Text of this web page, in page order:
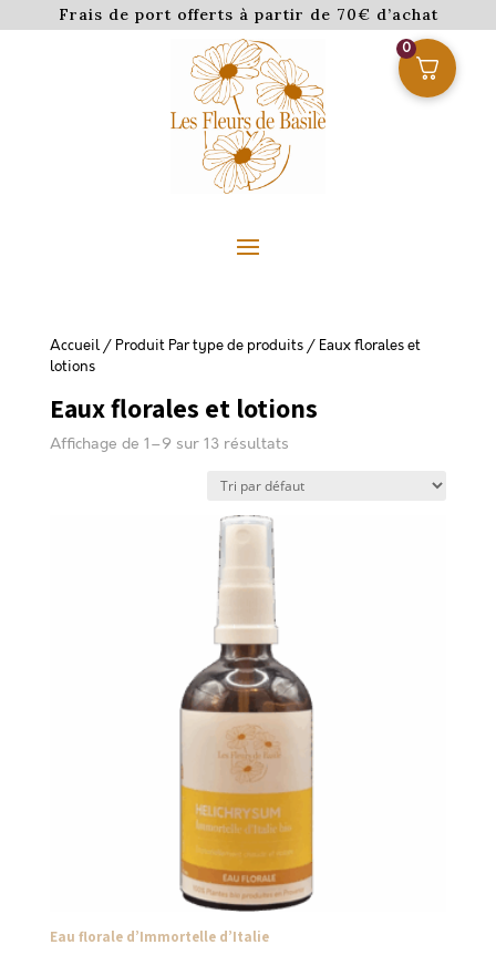
Frais de port offerts à partir de 70€ d’achat
Accueil/ Produit Par type de produits / Eaux florales et
lotions
Eaux florales et lotions
Affichage de 1–9 sur 13 résultats
Eau florale d’Immortelle d’Italie
0